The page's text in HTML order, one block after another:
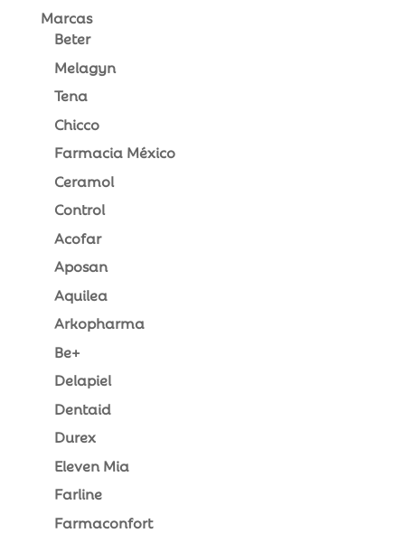
Marcas
Beter
Melagyn
Tena
Chicco
Farmacia México
Ceramol
Control
Acofar
Aposan
Aquilea
Arkopharma
Be+
Delapiel
Dentaid
Durex
Eleven Mia
Farline
Farmaconfort